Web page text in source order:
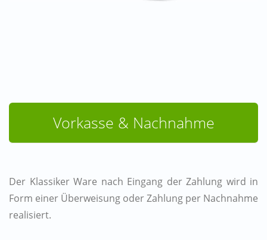
Vorkasse & Nachnahme
Der Klassiker Ware nach Eingang der Zahlung wird in
Form einer Überweisung oder Zahlung per Nachnahme
realisiert.